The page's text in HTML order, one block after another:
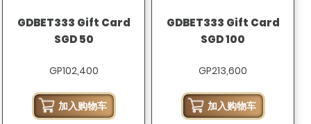
GDBET333 Gift Card
SGD 50
GP102,400
加入购物车
GDBET333 Gift Card
SGD 100
GP213,600
加入购物车